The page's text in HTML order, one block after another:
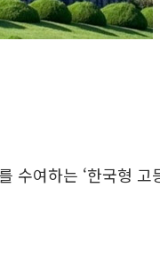
수여하는 ‘한국형 고